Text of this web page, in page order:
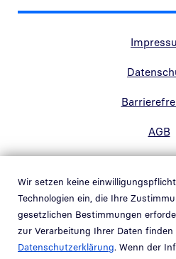
Wir setzen keine
Technologien ein, die Ihre
gesetzlichen Bestimmungen
zur Verarbeitung Ihrer Daten finden
Datenschutzerklärung. Wenn der
AGB
Link in neuem Fenster öffnen
Link in neuem Fenster öffnen